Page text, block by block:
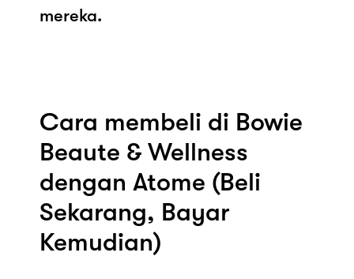
mereka.
Cara membeli di Bowie
Beaute & Wellness
dengan Atome (Beli
Sekarang, Bayar
Kemudian)